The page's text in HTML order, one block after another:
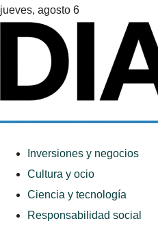
jueves, agosto 6
Inversiones y negocios
Cultura y ocio
Ciencia y tecnología
Responsabilidad social